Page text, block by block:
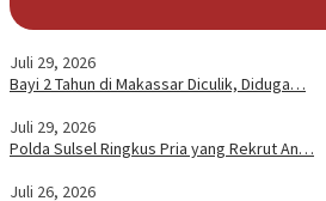
Juli 29, 2026
Bayi 2 Tahun di Makassar Diculik, Diduga…
Juli 29, 2026
Polda Sulsel Ringkus Pria yang Rekrut An…
Juli 26, 2026